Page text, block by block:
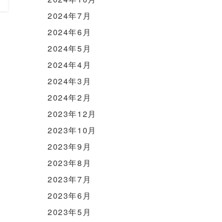
2024年7月
2024年6月
2024年5月
2024年4月
2024年3月
2024年2月
2023年12月
2023年10月
2023年9月
2023年8月
2023年7月
2023年6月
2023年5月